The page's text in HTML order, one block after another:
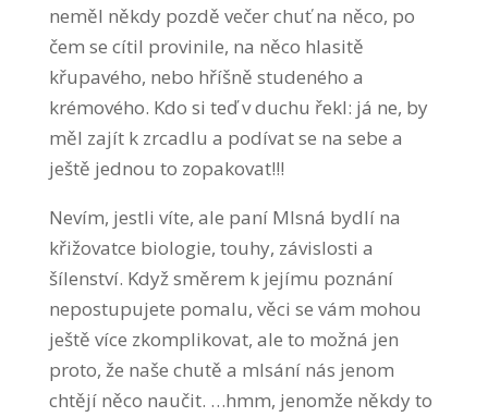
neměl někdy pozdě večer chuť na něco, po
čem se cítil provinile, na něco hlasitě
křupavého, nebo hříšně studeného a
krémového. Kdo si teď v duchu řekl: já ne, by
měl zajít k zrcadlu a podívat se na sebe a
ještě jednou to zopakovat!!!
Nevím, jestli víte, ale paní Mlsná bydlí na
křižovatce biologie, touhy, závislosti a
šílenství. Když směrem k jejímu poznání
nepostupujete pomalu, věci se vám mohou
ještě více zkomplikovat, ale to možná jen
proto, že naše chutě a mlsání nás jenom
chtějí něco naučit. …hmm, jenomže někdy to